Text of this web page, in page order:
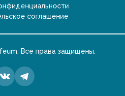
соглашение
Все права защищены.